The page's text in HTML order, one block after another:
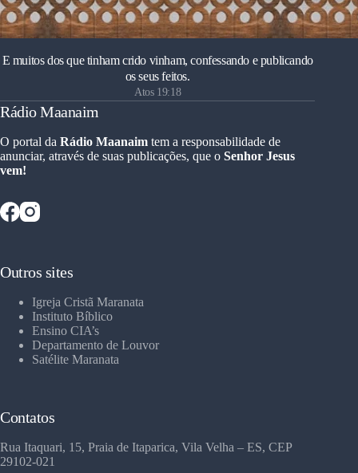
E muitos dos que tinham crido vinham, confessando e publicando
os seus feitos.
Atos 19:18
Rádio Maanaim
O portal da Rádio Maanaim tem a responsabilidade de
anunciar, através de suas publicações, que o Senhor Jesus
vem!
Outros sites
Igreja Cristã Maranata
Instituto Bíblico
Ensino CIA’s
Departamento de Louvor
Satélite Maranata
Contatos
Rua Itaquari, 15, Praia de Itaparica, Vila Velha – ES, CEP
29102-021